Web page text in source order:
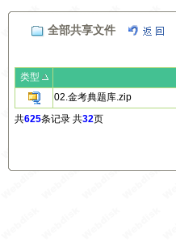
全部共享文件
类型
02.金考典题库.zip
共625条记录 共32页